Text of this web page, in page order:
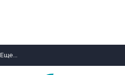
Еще...